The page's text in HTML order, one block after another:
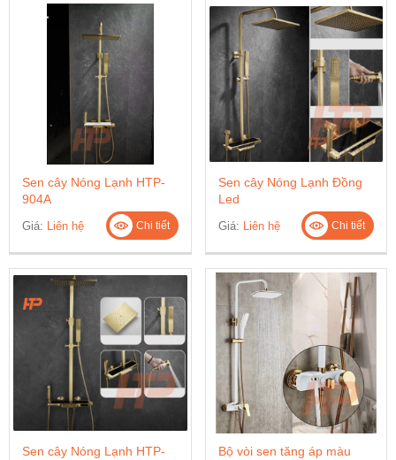
Sen cây Nóng Lạnh HTP-
904A
Giá: Liên hệ Chi tiết
Sen cây Nóng Lạnh Đồng
Led
Giá: Liên hệ Chi tiết
Sen cây Nóng Lạnh HTP-
Bộ vòi sen tăng áp màu